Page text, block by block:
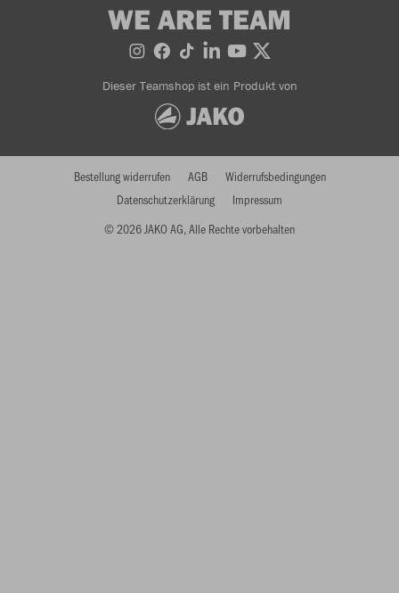
WE ARE TEAM
Dieser Teamshop ist ein Produkt von
© 2026 JAKO AG, Alle Rechte vorbehalten
Bestellung widerrufen AGB
Widerrufsbedingungen
Datenschutzerklärung
Impressum